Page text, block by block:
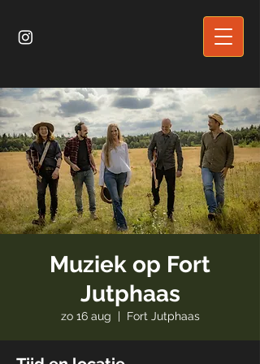
Muziek op Fort
Jutphaas
zo 16 aug
  |
Fort Jutphaas